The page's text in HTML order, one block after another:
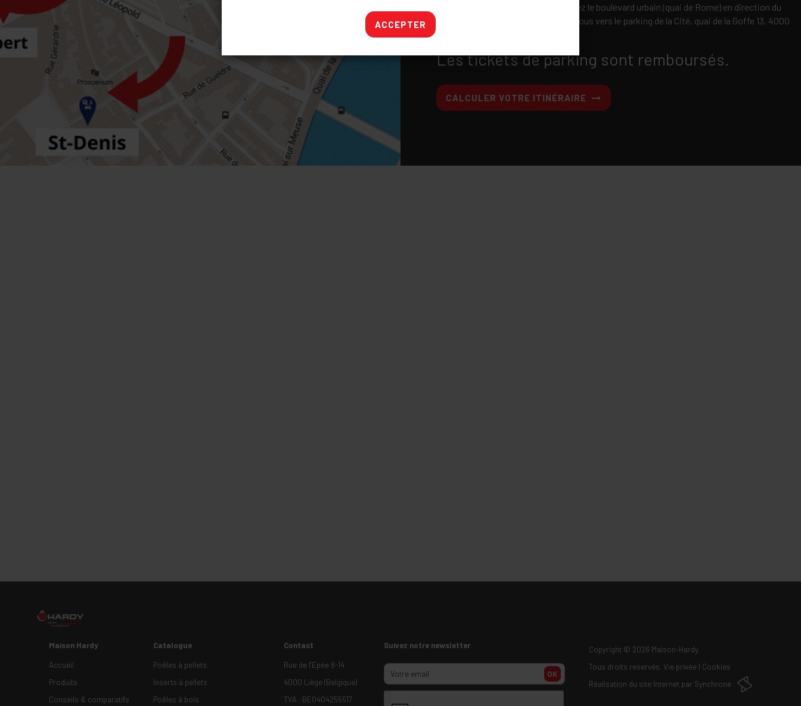
En venant du Pont de Fragnée, prenez le boulevard urbain (quai de Rome) en direction du
centre. Longez la Meuse et dirigez-vous vers le parking de la Cité, quai de la Goffe 13, 4000
Les tickets de parking sont remboursés.
CALCULER VOTRE ITINÉRAIRE
Maison Hardy
Accueil
Produits
Conseils & comparatifs
Catalogue
Poêles à pellets
Inserts à pellets
Poêles à bois
Contact
Rue de l’Epée 8-14
4000 Liège (Belgique)
TVA : BE0404255517
Suivez notre newsletter
OK
Copyright © 2026 Maison-Hardy.
Tous droits reservés. Vie privée
Cookies
Réalisation du site Internet par Synchrone
ACCEPTER